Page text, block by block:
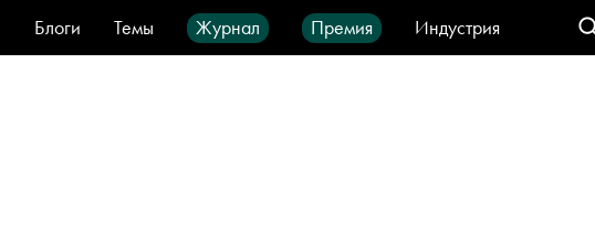
Блоги Темы Журнал Премия
Индустрия
Стиль
Видео Город IT-продукты